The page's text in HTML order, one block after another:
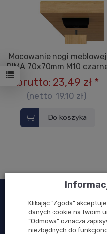
Mocowanie nogi meblowej
RIMA 70x70mm M10
brutto: 23,49 zł *
(netto: 19,10 zł)
Do koszyka
Klikając “Zgoda”
danych cookie na twoim
“Odmowa” oznacza
niezbędnych do